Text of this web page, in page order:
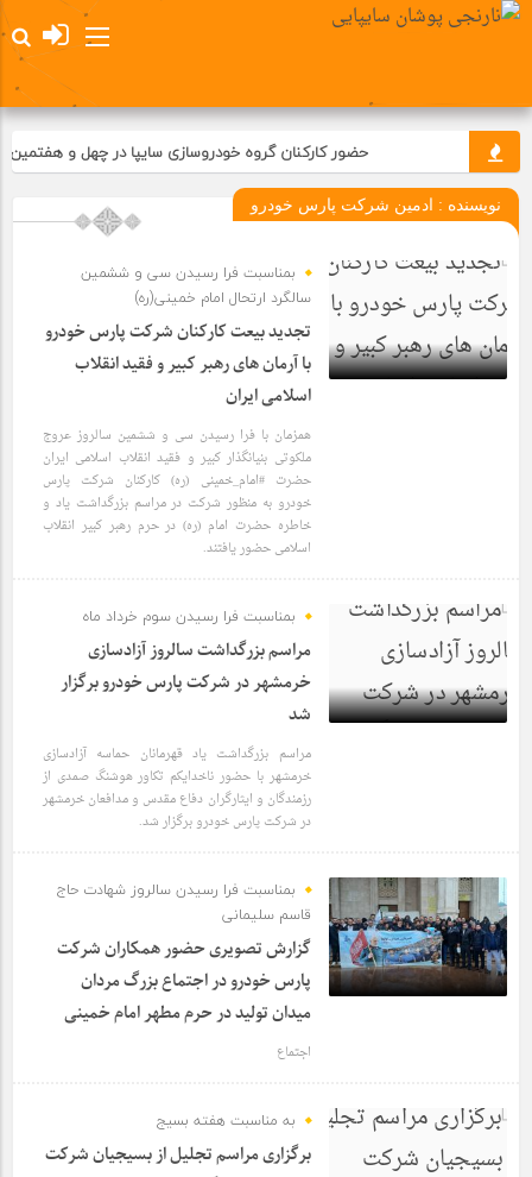
حضور کارکنان گروه خودروسازی سایپا در چهل و هفتمین
نویسنده : ادمین شرکت پارس خودرو
بمناسبت فرا رسیدن سی و ششمین
سالگرد ارتحال امام خمینی(ره)
تجدید بیعت کارکنان شرکت پارس خودرو
با آرمان های رهبر کبیر و فقید انقلاب
اسلامی ایران
همزمان با فرا رسیدن سی و ششمین سالروز عروج
ملکوتی بنیانگذار کبیر و فقید انقلاب اسلامی ایران
حضرت #امام_خمینی (ره) کارکنان شرکت پارس
خودرو به منظور شرکت در مراسم بزرگداشت یاد و
خاطره حضرت امام (ره) در حرم رهبر کبیر انقلاب
اسلامی حضور یافتند.
بمناسبت فرا رسیدن سوم خرداد ماه
مراسم بزرگداشت سالروز آزادسازی
خرمشهر در شرکت پارس خودرو برگزار
شد
مراسم بزرگداشت یاد قهرمانان حماسه آزادسازی
خرمشهر با حضور ناخدایکم تکاور هوشنگ صمدی از
رزمندگان و ایثارگران دفاع مقدس و مدافعان خرمشهر
در شرکت پارس خودرو برگزار شد.
بمناسبت فرا رسیدن سالروز شهادت حاج
قاسم سلیمانی
گزارش تصویری حضور همکاران شرکت
پارس خودرو در اجتماع بزرگ مردان
میدان تولید در حرم مطهر امام خمینی
اجتماع
به مناسبت هفته بسیج
برگزاری مراسم تجلیل از بسیجیان شرکت